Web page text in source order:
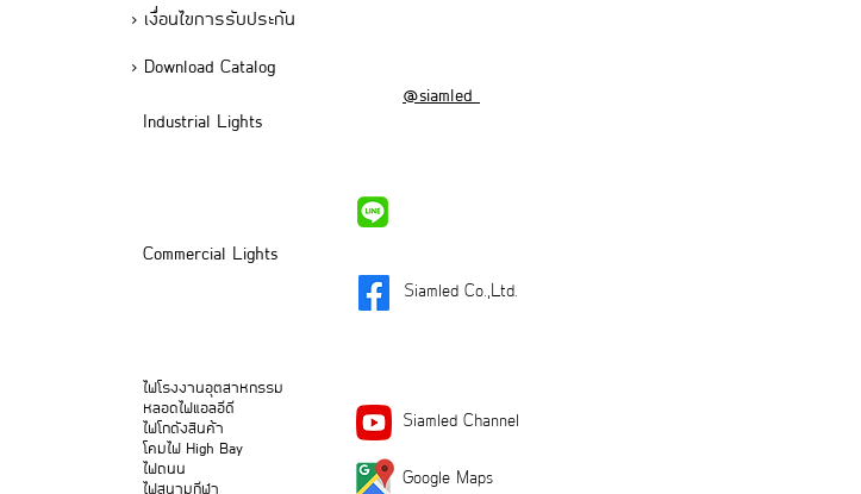
> เงื่อนไขการรับประกัน
> Download Catalog
Industrial Lights
@siamled
Commercial Lights
Siamled Co.,Ltd.
ไฟโรงงานอุตสาหกรรม
หลอดไฟแอลอีดี
ไฟโกดังสินค้า
โคมไฟ High Bay
ไฟถนน
ไฟสนามกีฬา
Siamled Channel
Google Maps